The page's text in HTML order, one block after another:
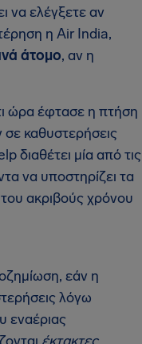
να ελέγξετε αν
η Air India,
άτομο, αν η
ώρα έφτασε η πτήση
σε καθυστερήσεις
διαθέτει μία από τις
να υποστηρίζει τα
ακριβούς χρόνου
εάν η
λόγω
εναέριας